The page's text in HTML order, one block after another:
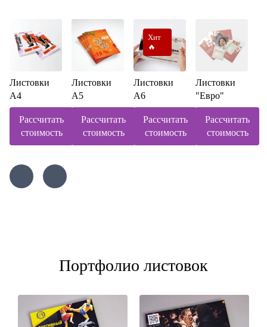
Листовки
А4
Рассчитать
стоимость
Листовки
А5
Рассчитать
стоимость
Хит
🔥
Листовки
А6
Рассчитать
стоимость
Листовки
"Евро"
Рассчитать
стоимость
Портфолио листовок